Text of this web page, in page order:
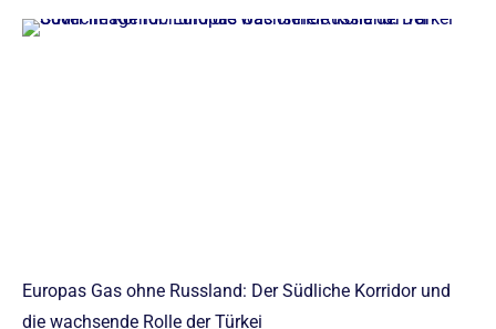
Europas Gas ohne Russland: Der Südliche Korridor und
die wachsende Rolle der Türkei